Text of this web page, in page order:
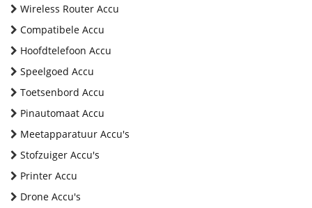
Wireless Router Accu
Compatibele Accu
Hoofdtelefoon Accu
Speelgoed Accu
Toetsenbord Accu
Pinautomaat Accu
Meetapparatuur Accu's
Stofzuiger Accu's
Printer Accu
Drone Accu's